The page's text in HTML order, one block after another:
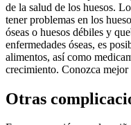
de la salud de los huesos.
tener problemas en los
óseas o huesos débiles y
enfermedades óseas, es
alimentos, así como
crecimiento. Conozca mejor
Otras